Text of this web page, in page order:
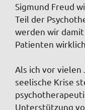
Sigmund Freud
Teil der
werden wir
Patienten
Als ich vor
seelische Krise
Unterstützung